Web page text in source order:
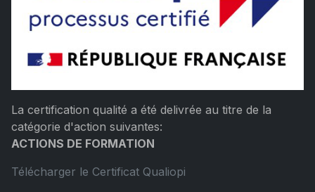
La certification qualité a été delivrée au titre de la
catégorie d'action suivantes:
ACTIONS DE FORMATION
Télécharger le Certificat Qualiopi